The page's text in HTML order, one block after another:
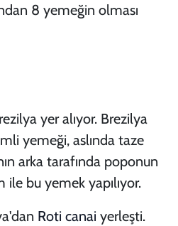
8 yemeğin olması
yer alıyor. Brezilya
yemeği, aslında taze
arka tarafında poponun
ile bu yemek yapılıyor.
Roti canai yerleşti.